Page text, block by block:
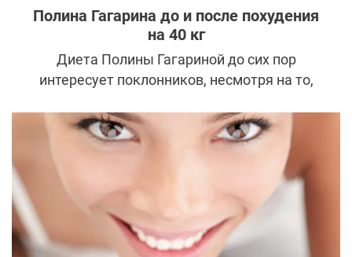
Полина Гагарина до и после похудения
на 40 кг
Диета Полины Гагариной до сих пор
интересует поклонников, несмотря на то,
лет назад. Мы решили разобраться в том,
как певице это удалось.